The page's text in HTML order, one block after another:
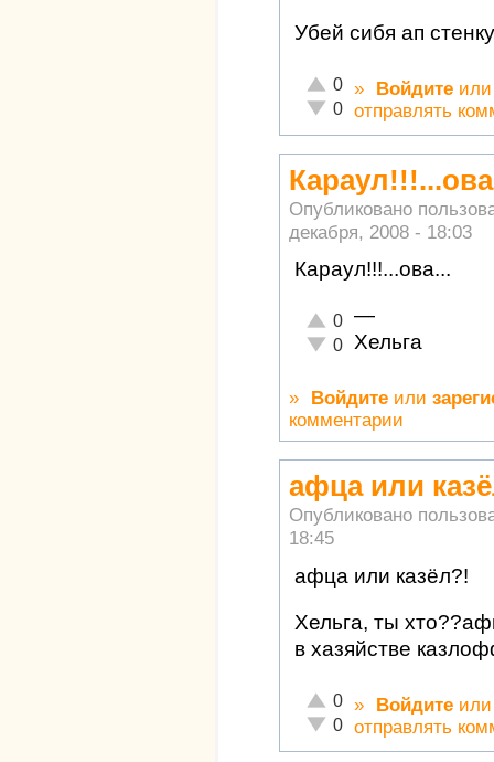
Убей сибя ап
Отлично!
0
Неадекватно!
0
» Войдите
отправлять
Опубликовано
декабря, 2008 - 18:03
Караул!!!...ова...
Отлично!
0
Неадекватно!
0
—
Хельга
» Войдите или
комментарии
афца или
Опубликовано
18:45
афца или казёл?!
Хельга, ты
в хазяйстве
Отлично!
0
Неадекватно!
0
» Войдите
отправлять